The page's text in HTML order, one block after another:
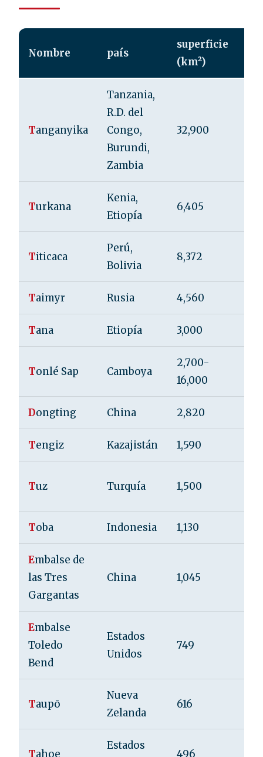
Nombre país
superficie
(km²)
Tanganyika
Tanzania,
R.D. del
Congo,
Burundi,
Zambia
32,900
Turkana
Kenia,
Etiopía
6,405
Titicaca
Perú,
Bolivia
8,372
Taimyr Rusia 4,560
Tana Etiopía 3,000
Tonlé Sap Camboya
2,700-
16,000
Dongting China 2,820
Tengiz Kazajistán 1,590
Tuz Turquía 1,500
Toba Indonesia 1,130
Embalse de
las Tres
Gargantas
China 1,045
Embalse
Toledo
Bend
Estados
Unidos
749
Taupō
Nueva
Zelanda
616
Tahoe
Estados
496